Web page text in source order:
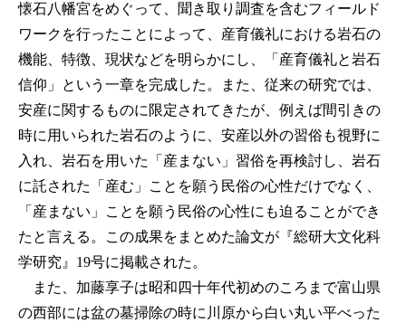
懐石八幡宮をめぐって、聞き取り調査を含むフィールド
ワークを行ったことによって、産育儀礼における岩石の
機能、特徴、現状などを明らかにし、「産育儀礼と岩石
信仰」という一章を完成した。また、従来の研究では、
安産に関するものに限定されてきたが、例えば間引きの
時に用いられた岩石のように、安産以外の習俗も視野に
入れ、岩石を用いた「産まない」習俗を再検討し、岩石
に託された「産む」ことを願う民俗の心性だけでなく、
「産まない」ことを願う民俗の心性にも迫ることができ
たと言える。この成果をまとめた論文が『総研大文化科
学研究』19号に掲載された。
また、加藤享子は昭和四十年代初めのころまで富山県
の西部には盆の墓掃除の時に川原から白い丸い平べった